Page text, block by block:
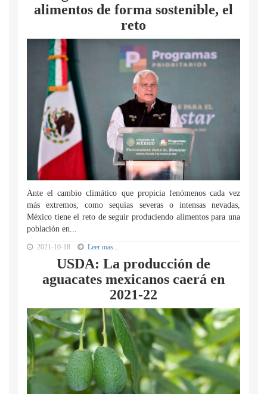
alimentos de forma sostenible, el
reto
Ante el cambio climático que propicia fenómenos cada vez
más extremos, como sequías severas o intensas nevadas,
México tiene el reto de seguir produciendo alimentos para una
población en...
2021-10-18 Leer mas...
USDA: La producción de
aguacates mexicanos caerá en
2021-22